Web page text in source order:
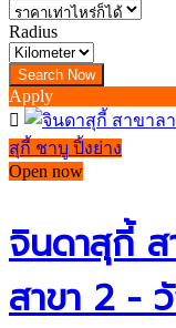
Radius
Apply
สุกี้ ชาบู ปิ้งย่าง
Open now
จินดาสุกี้ ส
สาขา 2 -